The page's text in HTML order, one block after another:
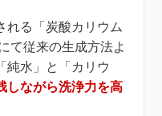
れる「炭酸カリウム
て従来の生成方法よ
純水」と「カリウ
しながら洗浄力を高